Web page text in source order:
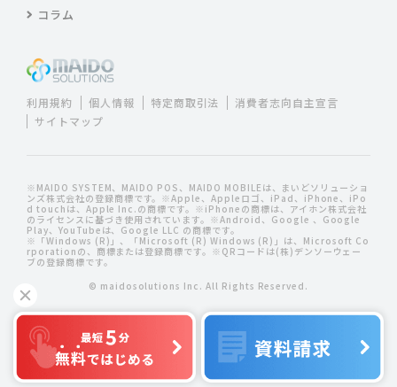
コラム
利用規約 個人情報 特定商取引法
消費者志向自主宣言
サイトマップ
※MAIDO SYSTEM、MAIDO POS、MAIDO MOBILEは、まいどソリューショ
ンズ株式会社の登録商標です。※Apple、Appleロゴ、iPad、iPhone、iPo
d touchは、Apple Inc.の商標です。※iPhoneの商標は、アイホン株式会社
のライセンスに基づき使用されています。※Android、Google 、Google
Play、YouTubeは、Google LLC の商標です。
※「Windows (R)」、「Microsoft (R) Windows (R)」は、Microsoft Co
rporationの、商標または登録商標です。※QRコードは(株)デンソーウェー
ブの登録商標です。
© maidosolutions Inc. All Rights Reserved.